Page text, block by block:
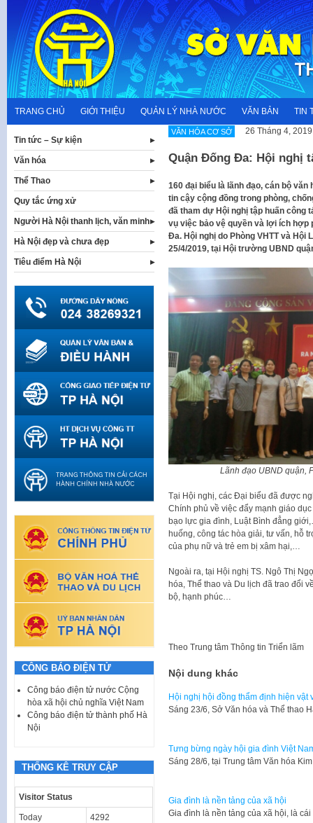
content
TRANG CHỦ GIỚI THIỆU QUẢN LÝ NHÀ NƯỚC VĂN BẢN TIN
VĂN HÓA CƠ SỞ 26 Tháng 4, 2019
Quận Đống Đa: Hội nghị
160 đại biểu là lãnh đạo, cán bộ
tin cậy cộng đồng trong phòng,
đã tham dự Hội nghị tập huấn công
vụ việc bảo vệ quyền và lợi ích hợp
Đa. Hội nghị do Phòng VHTT và
25/4/2019, tại Hội trường UBND
Lãnh đạo UBND quận,
Tại Hội nghị, các Đại biểu đã được
Chính phủ về việc đẩy mạnh giáo
bạo lực gia đình, Luật Bình đẳng
huống, công tác hòa giải, tư vấn, hỗ
của phụ nữ và trẻ em bị xâm hại,…
Ngoài ra, tại Hội nghị TS. Ngô Thị
hóa, Thể thao và Du lịch đã trao đổi
bộ, hạnh phúc…
Theo Trung tâm Thông tin Triển lãm
Nội dung khác
Hội nghị hội đồng thẩm định hiện
Sáng 23/6, Sở Văn hóa và Thể thao
Tưng bừng ngày hội gia đình Việt
Sáng 28/6, tại Trung tâm Văn hóa
Gia đình là nền tảng của xã hội
Gia đình là nền tảng của xã hội, là
Tin tức – Sự kiện
Văn hóa
Thể Thao
Quy tắc ứng xử
Người Hà Nội thanh lịch, văn minh
Hà Nội đẹp và chưa đẹp
Tiêu điểm Hà Nội
CÔNG BÁO ĐIỆN TỬ
Công báo điện tử nước Cộng
hòa xã hội chủ nghĩa Việt Nam
Công báo điện tử thành phố Hà
Nội
THỐNG KÊ TRUY CẬP
Visitor Status
Today 4292